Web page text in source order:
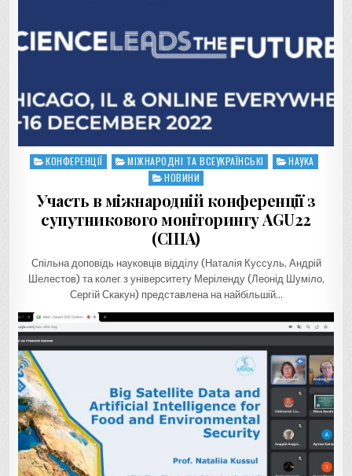
Posted
КОНФЕРЕНЦІЇ МІЖНАРОДНІ ТА ВСЕУКРАЇНСЬКІ
НАУКА
НОВИНИ
Участь в міжнародній конференції з
супутникового моніторингу AGU22
(США)
Спільна доповідь науковців відділу (Наталія Куссуль, Андрій
Шелестов) та колег з університету Меріленду (Леонід Шуміло,
Сергій Скакун) представлена на найбільшій…